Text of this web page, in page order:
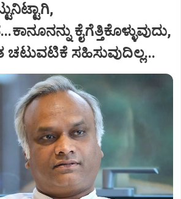
ಕೈಗೆತ್ತಿಕೊಳ್ಳುವುದು,
ಸಹಿಸುವುದಿಲ್ಲ...